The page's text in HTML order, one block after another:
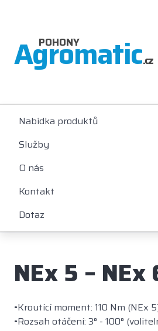
POHONY
Agromatic.cz
Nabídka produktů
Služby
O nás
Kontakt
Dotaz
NEx 5 – NEx
•Kroutící moment: 110 Nm (NEx
•Rozsah otáčení: 3° - 100°